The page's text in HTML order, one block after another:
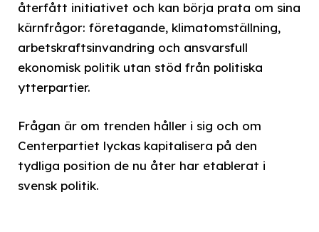
återfått initiativet och kan börja prata om sina
kärnfrågor: företagande, klimatomställning,
arbetskraftsinvandring och ansvarsfull
ekonomisk politik utan stöd från politiska
ytterpartier.
Frågan är om trenden håller i sig och om
Centerpartiet lyckas kapitalisera på den
tydliga position de nu åter har etablerat i
svensk politik.